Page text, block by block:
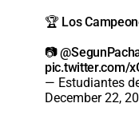
🏆 Los
📷
pic.twitter.com/
— Estudiantes
December 22,